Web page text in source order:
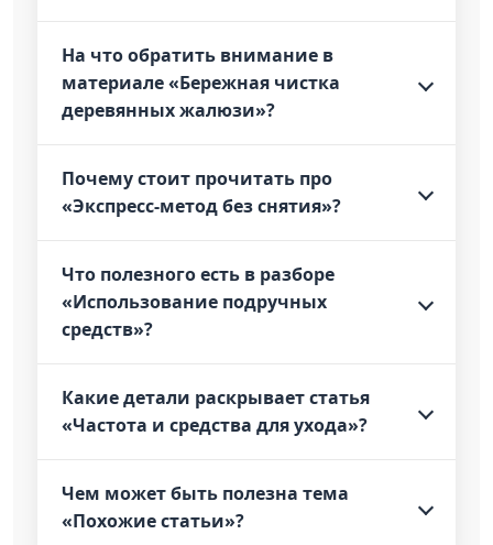
На что обратить внимание в
материале «Бережная чистка
деревянных жалюзи»?
Почему стоит прочитать про
«Экспресс-метод без снятия»?
Что полезного есть в разборе
«Использование подручных
средств»?
Какие детали раскрывает статья
«Частота и средства для ухода»?
Чем может быть полезна тема
«Похожие статьи»?